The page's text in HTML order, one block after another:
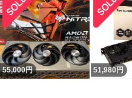
55,000円 51,980 円